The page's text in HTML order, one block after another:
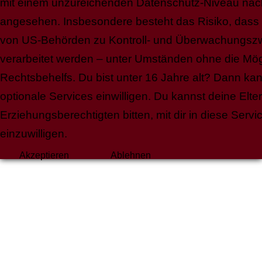
angesehen. Insbesondere besteht das Risiko,
von US-Behörden zu Kontroll- und
verarbeitet werden – unter Umständen ohne die
Rechtsbehelfs. Du bist unter 16 Jahre alt? Dann
optionale Services einwilligen. Du kannst deine
Erziehungsberechtigten bitten, mit dir in diese
einzuwilligen.
Akzeptieren Ablehnen